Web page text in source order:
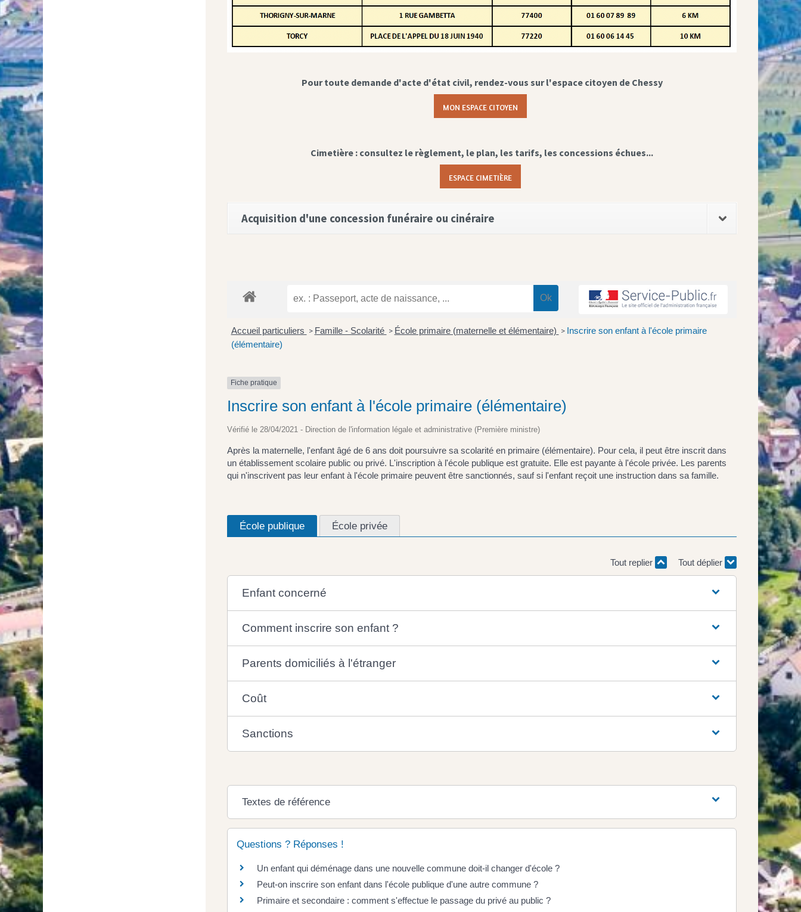
Pour toute demande d'acte d'état civil, rendez-vous sur l'espace citoyen de Chessy
MON ESPACE CITOYEN
Cimetière : consultez le règlement, le plan, les tarifs, les concessions échues...
ESPACE CIMETIÈRE
Acquisition d'une concession funéraire ou cinéraire
Accueil particuliers > Famille - Scolarité > École primaire (maternelle et élémentaire) > Inscrire son enfant à l'école primaire
(élémentaire)
Fiche pratique
Inscrire son enfant à l'école primaire (élémentaire)
Vérifié le 28/04/2021 - Direction de l'information légale et administrative (Première ministre)
Après la maternelle, l'enfant âgé de 6 ans doit poursuivre sa scolarité en primaire (élémentaire). Pour cela, il peut être inscrit dans
un établissement scolaire public ou privé. L'inscription à l'école publique est gratuite. Elle est payante à l'école privée. Les parents
qui n'inscrivent pas leur enfant à l'école primaire peuvent être sanctionnés, sauf si l'enfant reçoit une instruction dans sa famille.
École publique École privée
Tout replier Tout déplier
Enfant concerné
Comment inscrire son enfant ?
Parents domiciliés à l'étranger
Coût
Sanctions
Textes de référence
Questions ? Réponses !
Un enfant qui déménage dans une nouvelle commune doit-il changer d'école ?
Peut-on inscrire son enfant dans l'école publique d'une autre commune ?
Primaire et secondaire : comment s'effectue le passage du privé au public ?